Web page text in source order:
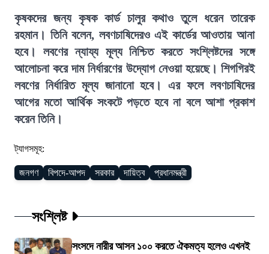
কৃষকদের জন্য কৃষক কার্ড চালুর কথাও তুলে ধরেন তারেক
রহমান। তিনি বলেন, লবণচাষিদেরও এই কার্ডের আওতায় আনা
হবে। লবণের ন্যায্য মূল্য নিশ্চিত করতে সংশ্লিষ্টদের সঙ্গে
আলোচনা করে দাম নির্ধারণের উদ্যোগ নেওয়া হয়েছে। শিগগিরই
লবণের নির্ধারিত মূল্য জানানো হবে। এর ফলে লবণচাষিদের
আগের মতো আর্থিক সংকটে পড়তে হবে না বলে আশা প্রকাশ
করেন তিনি।
ট্যাগসমূহ:
জনগণ বিপদে-আপদ সরকার দায়িত্ব প্রধানমন্ত্রী
সংশ্লিষ্ট
সংসদে নারীর আসন ১০০ করতে ঐকমত্য হলেও এখনই